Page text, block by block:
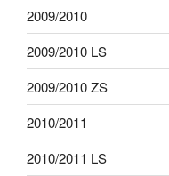
2009/2010
2009/2010 LS
2009/2010 ZS
2010/2011
2010/2011 LS